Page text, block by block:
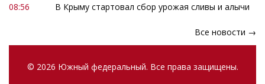
08:56 В Крыму стартовал сбор урожая сливы и алычи
Все новости →
© 2026 Южный федеральный. Все права защищены.